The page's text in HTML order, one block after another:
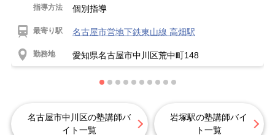
指導方法 個別指導
最寄り駅 名古屋市営地下鉄東山線 高畑駅
勤務地 愛知県名古屋市中川区荒中町148
名古屋市中川区の塾講師バ
イト一覧
岩塚駅の塾講師バイ
ト一覧